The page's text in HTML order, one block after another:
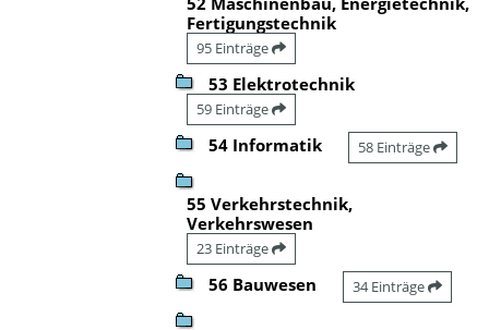
Fertigungstechnik
95 Einträge
53 Elektrotechnik
59 Einträge
54 Informatik 58 Einträge
55 Verkehrstechnik,
Verkehrswesen
23 Einträge
56 Bauwesen 34 Einträge